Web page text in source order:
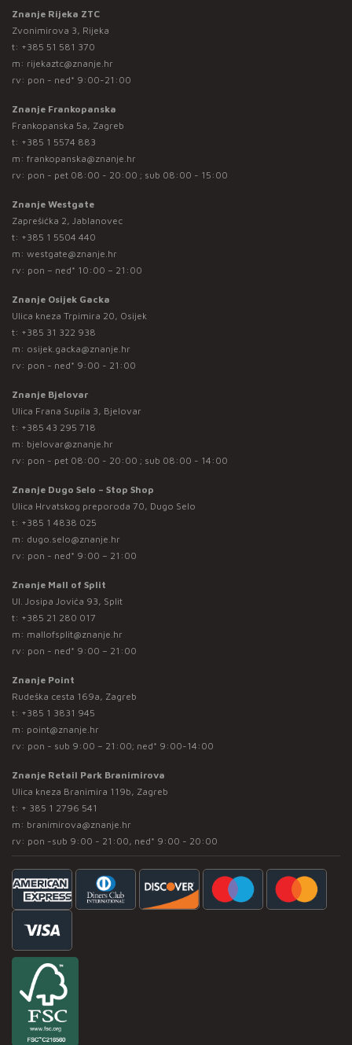
Znanje Rijeka ZTC
Zvonimirova 3, Rijeka
t: +385 51 581 370
m: rijekaztc@znanje.hr
rv: pon - ned* 9:00-21:00
Znanje Frankopanska
Frankopanska 5a, Zagreb
t: +385 1 5574 883
m: frankopanska@znanje.hr
rv: pon - pet 08:00 - 20:00 ; sub 08:00 - 15:00
Znanje Westgate
Zaprešićka 2, Jablanovec
t: +385 1 5504 440
m: westgate@znanje.hr
rv: pon – ned* 10:00 – 21:00
Znanje Osijek Gacka
Ulica kneza Trpimira 20, Osijek
t: +385 31 322 938
m: osijek.gacka@znanje.hr
rv: pon - ned* 9:00 - 21:00
Znanje Bjelovar
Ulica Frana Supila 3, Bjelovar
t: +385 43 295 718
m: bjelovar@znanje.hr
rv: pon - pet 08:00 - 20:00 ; sub 08:00 - 14:00
Znanje Dugo Selo – Stop Shop
Ulica Hrvatskog preporoda 70, Dugo Selo
t: +385 1 4838 025
m: dugo.selo@znanje.hr
rv: pon - ned* 9:00 – 21:00
Znanje Mall of Split
Ul. Josipa Jovića 93, Split
t: +385 21 280 017
m: mallofsplit@znanje.hr
rv: pon - ned* 9:00 – 21:00
Znanje Point
Rudeška cesta 169a, Zagreb
t: +385 1 3831 945
m: point@znanje.hr
rv: pon - sub 9:00 – 21:00; ned* 9:00-14:00
Znanje Retail Park Branimirova
Ulica kneza Branimira 119b, Zagreb
t: + 385 1 2796 541
m: branimirova@znanje.hr
rv: pon -sub 9:00 - 21:00, ned* 9:00 - 20:00